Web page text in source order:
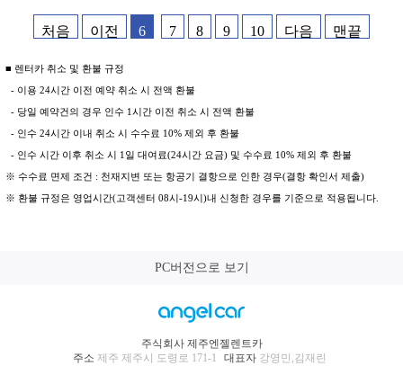
처음 이전 6 7 8 9 10 다음 맨끝
■ 렌터카 취소 및 환불 규정
- 이용 24시간 이전 예약 취소 시 전액 환불
- 당일 예약건의 경우 인수 1시간 이전 취소 시 전액 환불
- 인수 24시간 이내 취소 시 수수료 10% 제외 후 환불
- 인수 시간 이후 취소 시 1일 대여료(24시간 요금) 및 수수료 10% 제외 후 환불
※ 수수료 면제 조건 : 천재지변 또는 항공기 결항으로 인한 경우(결항 확인서 제출)
※ 환불 규정은 영업시간(고객센터 08시-19시)내 신청한 경우를 기준으로 적용됩니다.
PC버전으로 보기
주식회사 제주엔젤렌트카
주소 제주 제주시 도령로 171-1 대표자 강영민,김재린